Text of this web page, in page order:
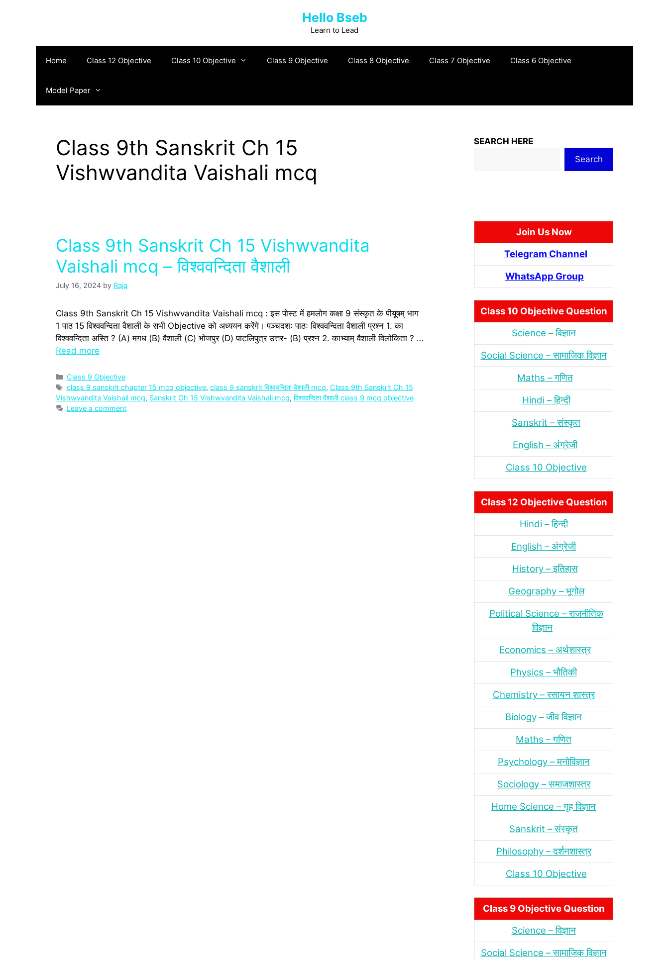
Hello Bseb
Learn to Lead
Home Class 12 Objective Class 10 Objective Class 9 Objective Class 8 Objective Class 7 Objective Class 6 Objective
Model Paper
Class 9th Sanskrit Ch 15
Vishwvandita Vaishali mcq
Class 9th Sanskrit Ch 15 Vishwvandita
Vaishali mcq – विश्ववन्दिता वैशाली
July 16, 2024 by Raja
Class 9th Sanskrit Ch 15 Vishwvandita Vaishali mcq : इस पोस्‍ट में हमलोग कक्षा 9 संस्‍कृत के पीयूषम् भाग
1 पाठ 15 विश्ववन्दिता वैशाली के सभी Objective को अध्‍ययन करेंगे। पञ्चदशः पाठः विश्ववन्दिता वैशाली प्रश्‍न 1. का
विश्ववन्दिता अस्ति ? (A) मगध (B) वैशाली (C) भोजपुर (D) पाटलिपुत्र उत्तर- (B) प्रश्‍न 2. काभ्याम् वैशाली विलोकिता ? …
Read more
Categories
Class 9 Objective
Tags
class 9 sanskrit chapter 15 mcq objective, class 9 sanskrit विश्ववन्दिता वैशाली mcq, Class 9th Sanskrit Ch 15
Vishwvandita Vaishali mcq, Sanskrit Ch 15 Vishwvandita Vaishali mcq, विश्ववन्दिता वैशाली class 9 mcq objective
Leave a comment
SEARCH HERE
Search
Join Us Now
Telegram Channel
WhatsApp Group
Class 10 Objective Question
Science – विज्ञान
Social Science – सामाजिक विज्ञान
Maths – गणित
Hindi – हिन्‍दी
Sanskrit – संस्‍कृत
English – अंंग्रेजी
Class 10 Objective
Class 12 Objective Question
Hindi – हिन्‍दी
English – अंग्रेजी
History – इतिहास
Geography – भूगोल
Political Science – राजनीतिक
विज्ञान
Economics – अर्थशास्‍त्र
Physics – भौतिकी
Chemistry – रसायन शास्‍त्र
Biology – जीव विज्ञान
Maths – गणित
Psychology – मनोविज्ञान
Sociology – समाजशास्‍त्र
Home Science – गृह विज्ञान
Sanskrit – संस्‍कृत
Philosophy – दर्शनशास्‍त्र
Class 10 Objective
Class 9 Objective Question
Science – विज्ञान
Social Science – सामाजिक विज्ञान